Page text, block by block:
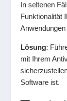
In seltenen
Funktionalität
Lösung:
mit Ihrem
Software ist.